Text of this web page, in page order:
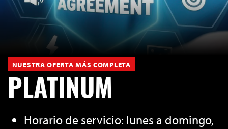
NUESTRA OFERTA MÁS COMPLETA
PLATINUM
Horario de servicio: lunes a domingo,